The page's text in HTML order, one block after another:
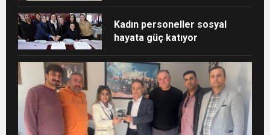
Kadın personeller sosyal
hayata güç katıyor